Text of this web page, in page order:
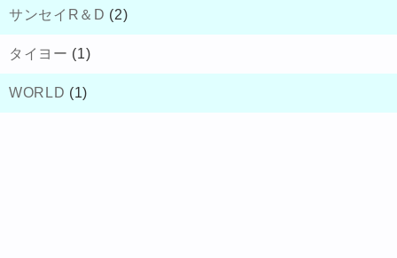
サンセイR＆D (2)
タイヨー (1)
WORLD (1)